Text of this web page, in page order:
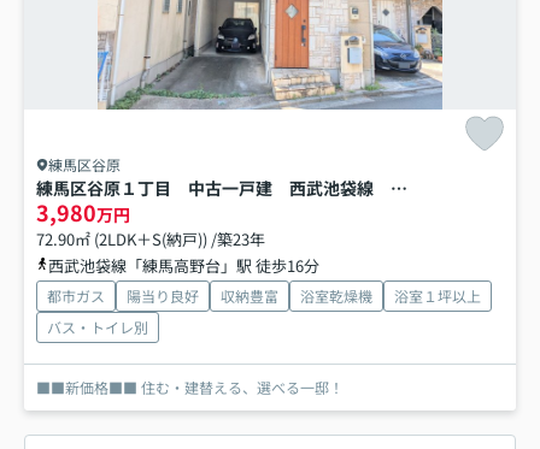
練馬区谷原
練馬区谷原１丁目 中古一戸建 西武池袋線 練馬高野台
3,980万円
72.90㎡ (2LDK＋S(納戸)) /築23年
西武池袋線「練馬高野台」駅 徒歩16分
都市ガス 陽当り良好 収納豊富 浴室乾燥機
浴室１坪以上
バス・トイレ別
■■新価格■■ 住む・建替える、選べる一邸！